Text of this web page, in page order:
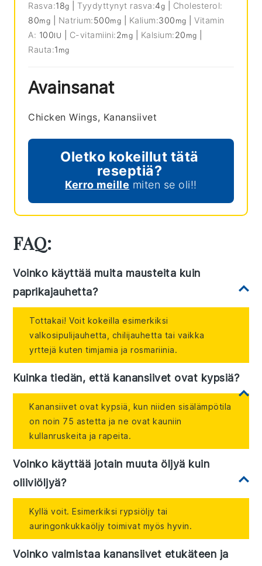
Rasva:18g Tyydyttynyt rasva:4g
Cholesterol:
80mg Natrium:500mg Kalium:300 mg |Vitamin
A: 100IU C-vitamiini:2mg Kalsium:20 mg
Rauta:1 mg
Avainsanat
Chicken Wings, Kanansiivet
Oletko kokeillut tätä
reseptiä?
Kerro meille miten se oli!!
FAQ:
Voinko käyttää muita mausteita kuin
paprikajauhetta?
Tottakai! Voit kokeilla esimerkiksi
valkosipulijauhetta, chilijauhetta tai vaikka
yrttejä kuten timjamia ja rosmariinia.
Kuinka tiedän, että kanansiivet ovat kypsiä?
Kanansiivet ovat kypsiä, kun niiden sisälämpötila
on noin 75 astetta ja ne ovat kauniin
kullanruskeita ja rapeita.
Voinko käyttää jotain muuta öljyä kuin
oliiviöljyä?
Kyllä voit. Esimerkiksi rypsiöljy tai
auringonkukkaöljy toimivat myös hyvin.
Voinko valmistaa kanansiivet etukäteen ja